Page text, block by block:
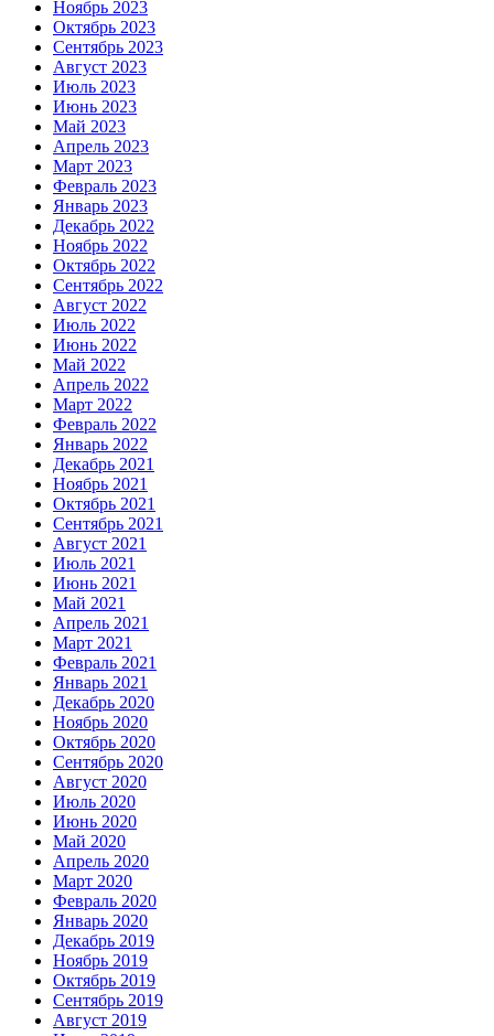
Ноябрь 2023
Октябрь 2023
Сентябрь 2023
Август 2023
Июль 2023
Июнь 2023
Май 2023
Апрель 2023
Март 2023
Февраль 2023
Январь 2023
Декабрь 2022
Ноябрь 2022
Октябрь 2022
Сентябрь 2022
Август 2022
Июль 2022
Июнь 2022
Май 2022
Апрель 2022
Март 2022
Февраль 2022
Январь 2022
Декабрь 2021
Ноябрь 2021
Октябрь 2021
Сентябрь 2021
Август 2021
Июль 2021
Июнь 2021
Май 2021
Апрель 2021
Март 2021
Февраль 2021
Январь 2021
Декабрь 2020
Ноябрь 2020
Октябрь 2020
Сентябрь 2020
Август 2020
Июль 2020
Июнь 2020
Май 2020
Апрель 2020
Март 2020
Февраль 2020
Январь 2020
Декабрь 2019
Ноябрь 2019
Октябрь 2019
Сентябрь 2019
Август 2019